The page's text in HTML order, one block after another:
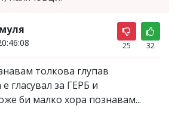
25 32
толкова глупав
гласувал за ГЕРБ и
би малко хора познавам...